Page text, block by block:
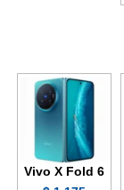
Vivo X Fold 6